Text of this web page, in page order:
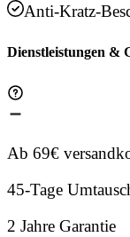
Anti-Kratz-
Dienstleistungen &
Ab 69€
45-Tage
2 Jahre Garantie